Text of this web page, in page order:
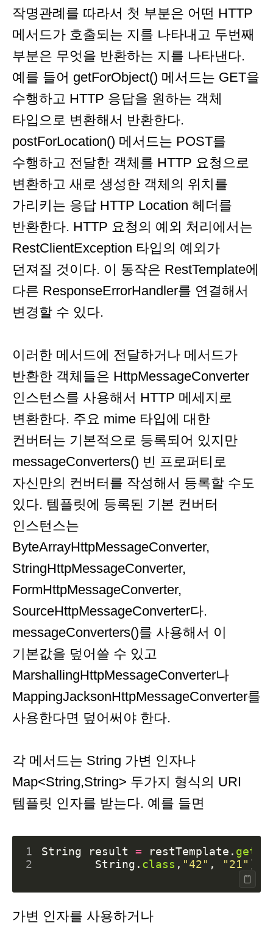
작명관례를 따라서 첫 부분은 어떤 HTTP
메서드가 호출되는 지를 나타내고 두번째
부분은 무엇을 반환하는 지를 나타낸다.
예를 들어 getForObject() 메서드는 GET을
수행하고 HTTP 응답을 원하는 객체
타입으로 변환해서 반환한다.
postForLocation() 메서드는 POST를
수행하고 전달한 객체를 HTTP 요청으로
변환하고 새로 생성한 객체의 위치를
가리키는 응답 HTTP Location 헤더를
반환한다. HTTP 요청의 예외 처리에서는
RestClientException 타입의 예외가
던져질 것이다. 이 동작은 RestTemplate에
다른 ResponseErrorHandler를 연결해서
변경할 수 있다.
이러한 메서드에 전달하거나 메서드가
반환한 객체들은 HttpMessageConverter
인스턴스를 사용해서 HTTP 메세지로
변환한다. 주요 mime 타입에 대한
컨버터는 기본적으로 등록되어 있지만
messageConverters() 빈 프로퍼티로
자신만의 컨버터를 작성해서 등록할 수도
있다. 템플릿에 등록된 기본 컨버터
인스턴스는
ByteArrayHttpMessageConverter,
StringHttpMessageConverter,
FormHttpMessageConverter,
SourceHttpMessageConverter다.
messageConverters()를 사용해서 이
기본값을 덮어쓸 수 있고
MarshallingHttpMessageConverter나
MappingJacksonHttpMessageConverter를
사용한다면 덮어써야 한다.
각 메서드는 String 가변 인자나
Map<String,String> 두가지 형식의 URI
템플릿 인자를 받는다. 예를 들면
1 String result = restTemplate .
2
String . class , "42" , "21" );
가변 인자를 사용하거나